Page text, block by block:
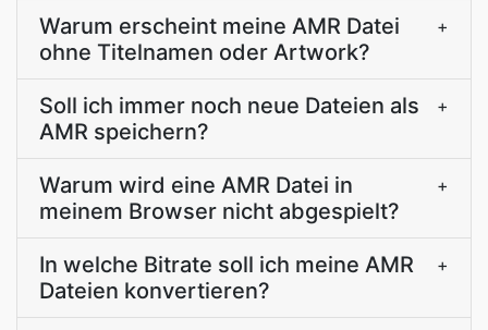
Warum erscheint meine AMR Datei
ohne Titelnamen oder Artwork?
+
Soll ich immer noch neue Dateien als
AMR speichern?
+
Warum wird eine AMR Datei in
meinem Browser nicht abgespielt?
+
In welche Bitrate soll ich meine AMR
Dateien konvertieren?
+